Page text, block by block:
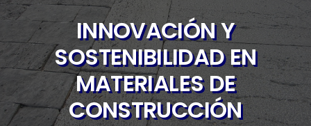
INNOVACIÓN Y
SOSTENIBILIDAD EN
MATERIALES DE
CONSTRUCCIÓN